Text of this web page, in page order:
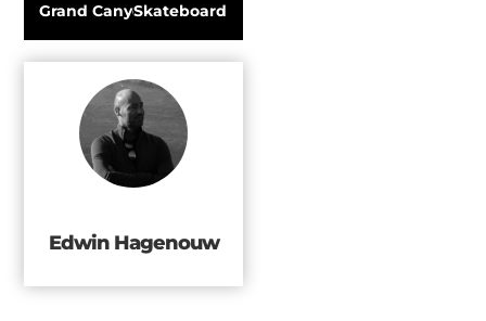
Grand Canyon Raft Speed Record Attempt
Skateboarding on Frozen Sand in Lofoten
Edwin Hagenouw